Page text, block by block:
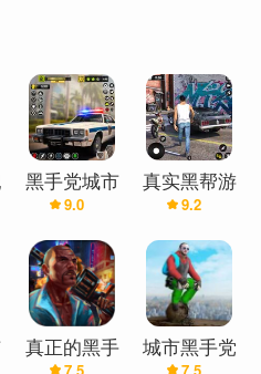
黑手党城市
黑帮犯罪游
戏
9.0
真实黑帮游
戏黑手党城
市
9.2
真正的黑手
7.5
城市黑手党
7.5